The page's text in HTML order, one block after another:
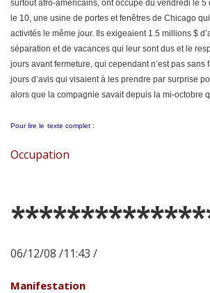
surtout afro-américains, ont occupé du vendredi le 5
le 10, une usine de portes et fenêtres de Chicago
activités le même jour. Ils exigeaient 1.5 millions $
séparation et de vacances qui leur sont dus et le
jours avant fermeture, qui cependant n’est pas sans
jours d’avis qui visaient à les prendre par surprise
alors que la compagnie savait depuis la mi-octobre
Pour lire le texte complet :
Occupation
06/12/08 /11:43 /
Manifestation